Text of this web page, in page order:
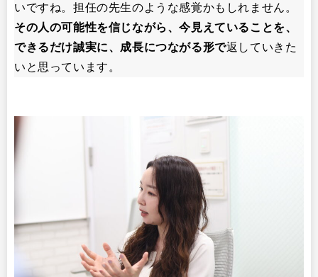
いですね。担任の先生のような感覚かもしれません。
その人の可能性を信じながら、今見えていることを、
できるだけ誠実に、成長につながる形で返していきた
いと思っています。